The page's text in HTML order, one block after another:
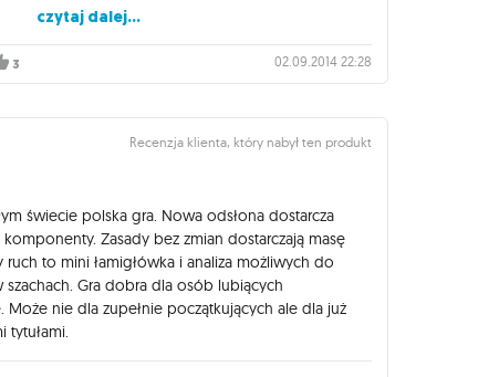
swoje posunięcia z partii na partię niczym
czytaj dalej...
3 02.09.2014 22:28
Recenzja klienta, który nabył ten produkt
świecie polska gra. Nowa odsłona dostarcza
Zasady bez zmian dostarczają masę
ruch to mini łamigłówka i analiza możliwych do
Gra dobra dla osób lubiących
nie dla zupełnie początkujących ale dla już
tytułami.